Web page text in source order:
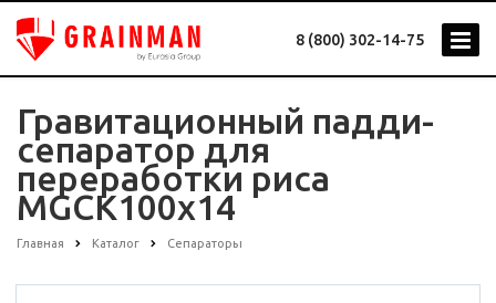
8 (800) 302-14-75
Гравитационный падди-
сепаратор для
переработки риса
MGCK100x14
Главная Каталог Сепараторы